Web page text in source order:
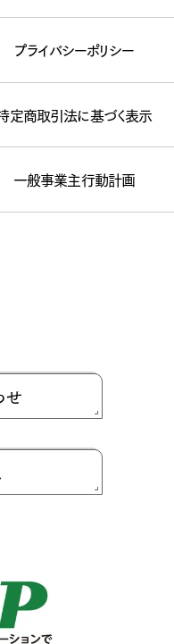
プライバシーポリシー
定商取引法に基づく表示
一般事業主行動計画
せ